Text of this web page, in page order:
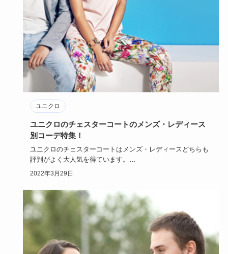
ユニクロ
ユニクロのチェスターコートのメンズ・レディース
別コーデ特集！
ユニクロのチェスターコートはメンズ・レディースどちらも
評判がよく大人気を得ています。
ユニクロのチェスターコートはシンプ…
2022年3月29日